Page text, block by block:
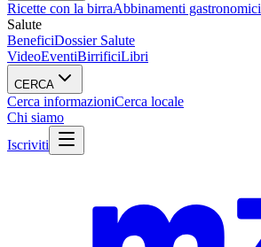
Ricette con la birraAbbinamenti gastronomici
Salute
BeneficiDossier Salute
VideoEventiBirrificiLibri
CERCA
Cerca informazioniCerca locale
Chi siamo
Iscriviti